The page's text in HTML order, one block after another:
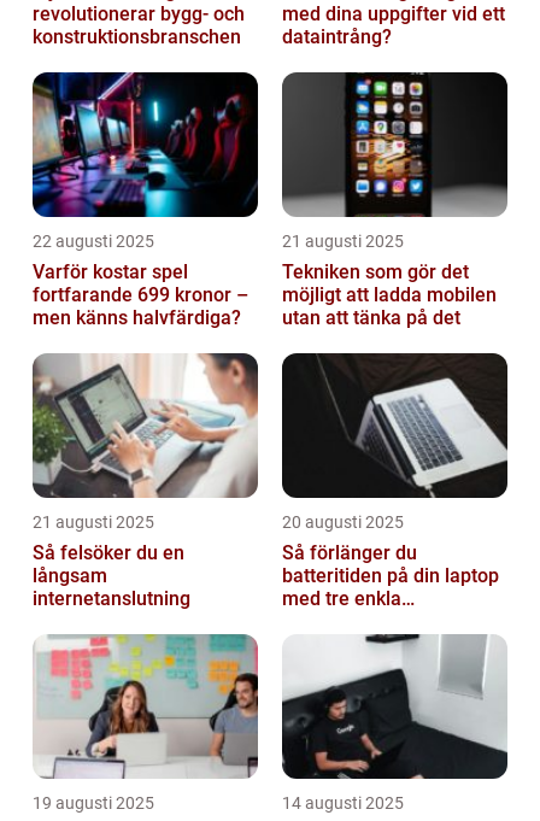
revolutionerar bygg- och
konstruktionsbranschen
med dina uppgifter vid ett
dataintrång?
22 augusti 2025
Varför kostar spel
fortfarande 699 kronor –
men känns halvfärdiga?
21 augusti 2025
Tekniken som gör det
möjligt att ladda mobilen
utan att tänka på det
21 augusti 2025
Så felsöker du en
långsam
internetanslutning
20 augusti 2025
Så förlänger du
batteritiden på din laptop
med tre enkla
19 augusti 2025 14 augusti 2025